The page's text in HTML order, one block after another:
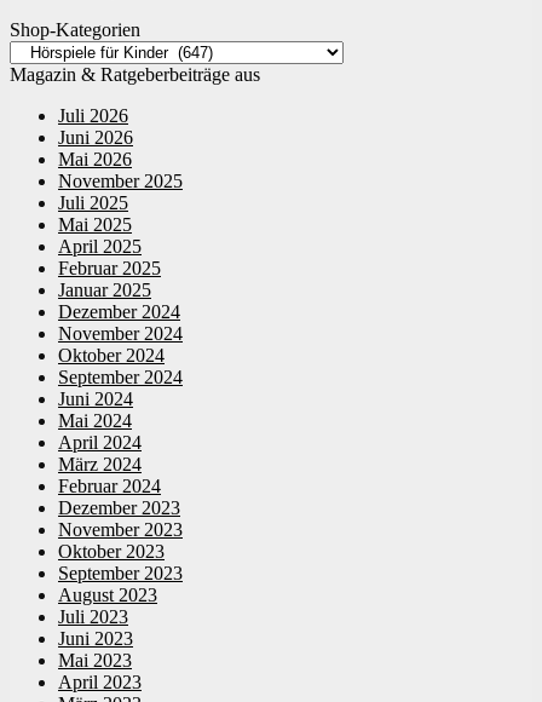
Shop-Kategorien
Magazin & Ratgeberbeiträge aus
Juli 2026
Juni 2026
Mai 2026
November 2025
Juli 2025
Mai 2025
April 2025
Februar 2025
Januar 2025
Dezember 2024
November 2024
Oktober 2024
September 2024
Juni 2024
Mai 2024
April 2024
März 2024
Februar 2024
Dezember 2023
November 2023
Oktober 2023
September 2023
August 2023
Juli 2023
Juni 2023
Mai 2023
April 2023